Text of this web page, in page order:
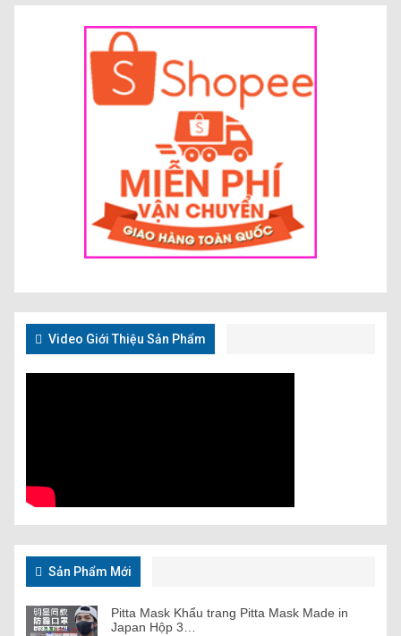
Video Giới Thiệu Sản Phẩm
Sản Phẩm Mới
Pitta Mask Khẩu trang Pitta Mask Made in
Japan Hộp 3…